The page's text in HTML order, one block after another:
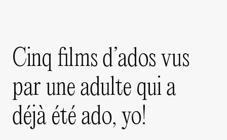
Cinq films d’ados vus
par une adulte quia
déjà été ado, yo!